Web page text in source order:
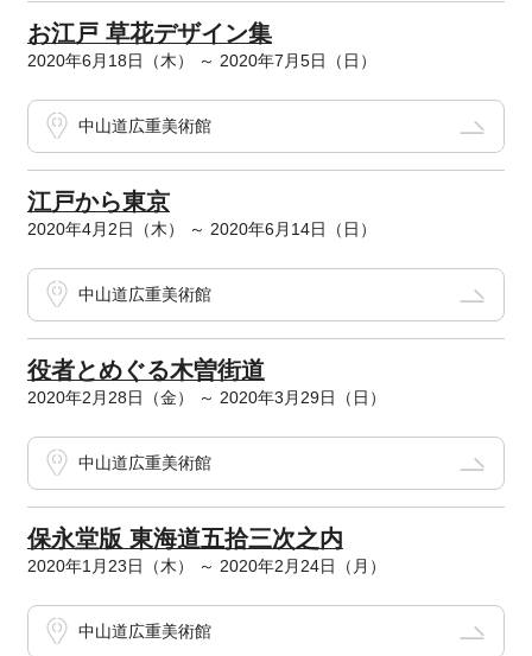
お江戸 草花デザイン集
2020年6月18日（木） ～ 2020年7月5日（日）
中山道広重美術館
江戸から東京
2020年4月2日（木） ～ 2020年6月14日（日）
中山道広重美術館
役者とめぐる木曽街道
2020年2月28日（金） ～ 2020年3月29日（日）
中山道広重美術館
保永堂版 東海道五拾三次之内
2020年1月23日（木） ～ 2020年2月24日（月）
中山道広重美術館